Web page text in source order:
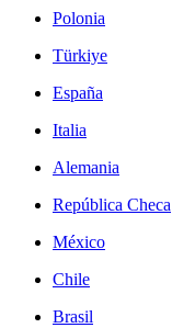
Polonia
Türkiye
España
Italia
Alemania
República Checa
México
Chile
Brasil